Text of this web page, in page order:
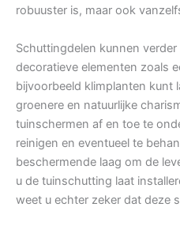
robuuster is, maar ook
Schuttingdelen kunnen
decoratieve elementen zoals
bijvoorbeeld klimplanten kunt
groenere en natuurlijke
tuinschermen af en toe te
reinigen en eventueel te
beschermende laag om de
u de tuinschutting laat
weet u echter zeker dat deze